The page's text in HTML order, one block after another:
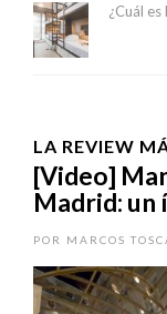
¿Cuál
LA REVIEW
[Video]
Madrid: un
POR MARCOS